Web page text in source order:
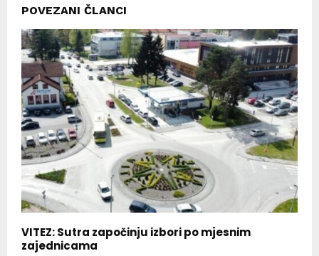
POVEZANI ČLANCI
VITEZ: Sutra započinju izbori po mjesnim
zajednicama